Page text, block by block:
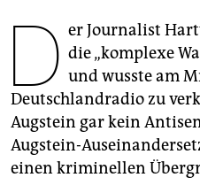
genossenschaft
epaper login
D er Journalist
die „komplexe
und wusste am
Deutschlandradio zu
Augstein gar kein
Augstein-
einen kriminellen